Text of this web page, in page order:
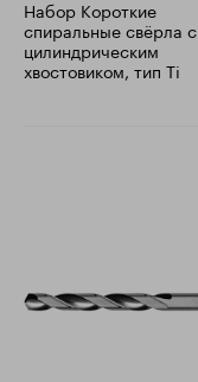
Набор Короткие
спиральные свёрла с
цилиндрическим
хвостовиком, тип Ti